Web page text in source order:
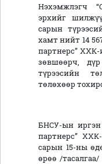
Нэхэмжлэгч
эрхийг
сарын
хамт нийт 14
партнерс”
зөвшөөрч,
түрээсийн
төлөхөөр
БНСУ-ын
партнерс”
сарын 15-ны
өрөө /